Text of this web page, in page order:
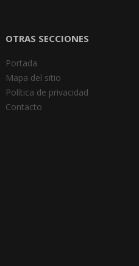
OTRAS SECCIONES
Portada
Mapa del sitio
Política de privacidad
Contacto